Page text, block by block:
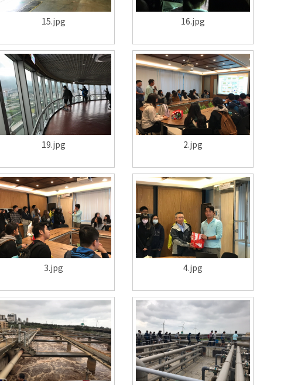
15.jpg 16.jpg
19.jpg 2.jpg
3.jpg 4.jpg